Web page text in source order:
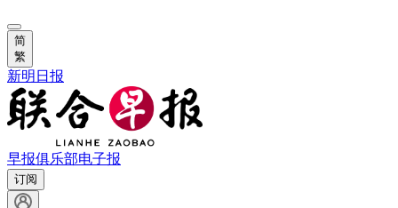
简
繁
新明日报
早报俱乐部电子报
订阅